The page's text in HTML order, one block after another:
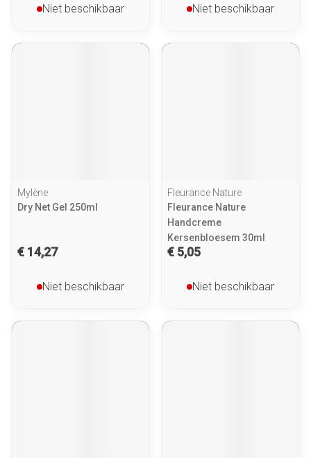
Niet beschikbaar Niet beschikbaar
Mylène
Dry Net Gel 250ml
€ 14,27
Niet beschikbaar
Fleurance Nature
Fleurance Nature
Handcreme
Kersenbloesem 30ml
€ 5,05
Niet beschikbaar